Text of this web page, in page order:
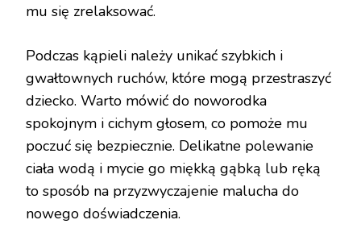
mu się zrelaksować.
Podczas kąpieli należy unikać szybkich i
gwałtownych ruchów, które mogą przestraszyć
dziecko. Warto mówić do noworodka
spokojnym i cichym głosem, co pomoże mu
poczuć się bezpiecznie. Delikatne polewanie
ciała wodą i mycie go miękką gąbką lub ręką
to sposób na przyzwyczajenie malucha do
nowego doświadczenia.